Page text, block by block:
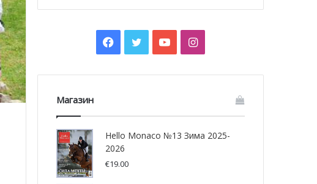
Facebook
TwitterYouTubeInstagram
Магазин
Hello Monaco №13 Зима 2025-
2026
€19.00